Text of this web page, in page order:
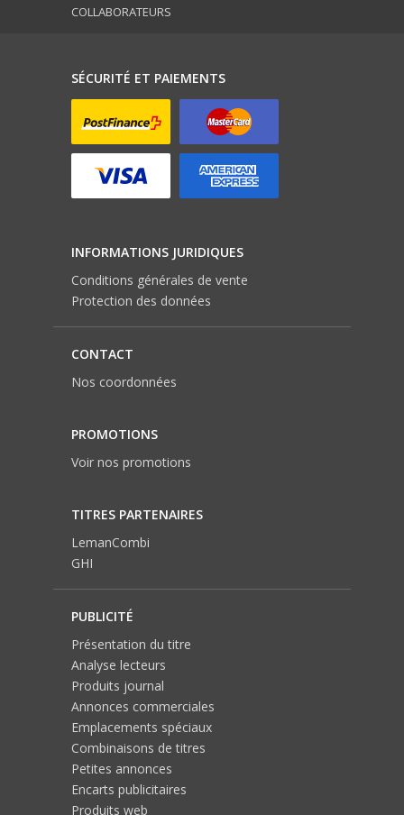
COLLABORATEURS
SÉCURITÉ ET PAIEMENTS
INFORMATIONS JURIDIQUES
Conditions générales de vente
Protection des données
CONTACT
Nos coordonnées
PROMOTIONS
Voir nos promotions
TITRES PARTENAIRES
LemanCombi
GHI
PUBLICITÉ
Présentation du titre
Analyse lecteurs
Produits journal
Annonces commerciales
Emplacements spéciaux
Combinaisons de titres
Petites annonces
Encarts publicitaires
Produits web